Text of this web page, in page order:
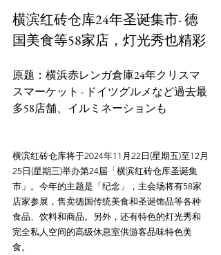
横滨红砖仓库24年圣诞集市- 德
国美食等58家店，灯光秀也精彩
原题：横浜赤レンガ倉庫24年クリスマ
スマーケット - ドイツグルメなど過去最
横滨红砖仓库将于2024年11月22日(星期五)至12月
25日(星期三)举办第24届「横滨红砖仓库圣诞集
市」。今年的主题是「纪念」，主会场将有58家
店家参展，售卖德国传统美食和圣诞饰品等各种
食品、饮料和商品。另外，还有特色的灯光秀和
完全私人空间的高级休息室供游客品味特色美